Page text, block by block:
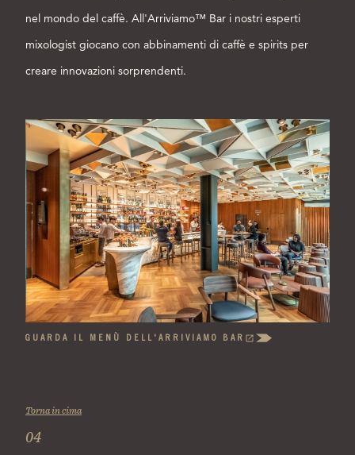
nel mondo del caffè. All'Arriviamo™ Bar i nostri esperti
mixologist giocano con abbinamenti di caffè e spirits per
creare innovazioni sorprendenti.
GUARDA IL MENÙ DELL'ARRIVIAMO BAR
(OPENS
Torna in cima
04